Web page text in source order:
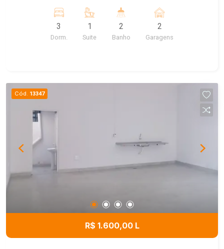
superior 3 dormitórios com armários e um suite
com ar condicionado e varanda e banheiro social.
Condominio com piscina, salão de festa e
3
Dorm.
1
Suite
2
Banho
2
Garagens
Cód. 13347
R$ 1.600,00 L